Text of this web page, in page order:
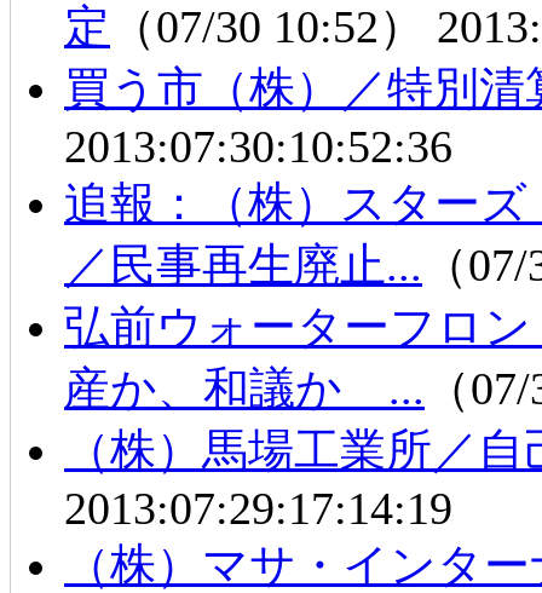
定 （07/30 10:52）
買う市（株）／特別清
2013:07:30:10:52:36
追報：（株）スター
／民事再生廃止... （
弘前ウォーターフロ
産か、和議か ... （
（株）馬場工業所／
2013:07:29:17:14:19
（株）マサ・インタ